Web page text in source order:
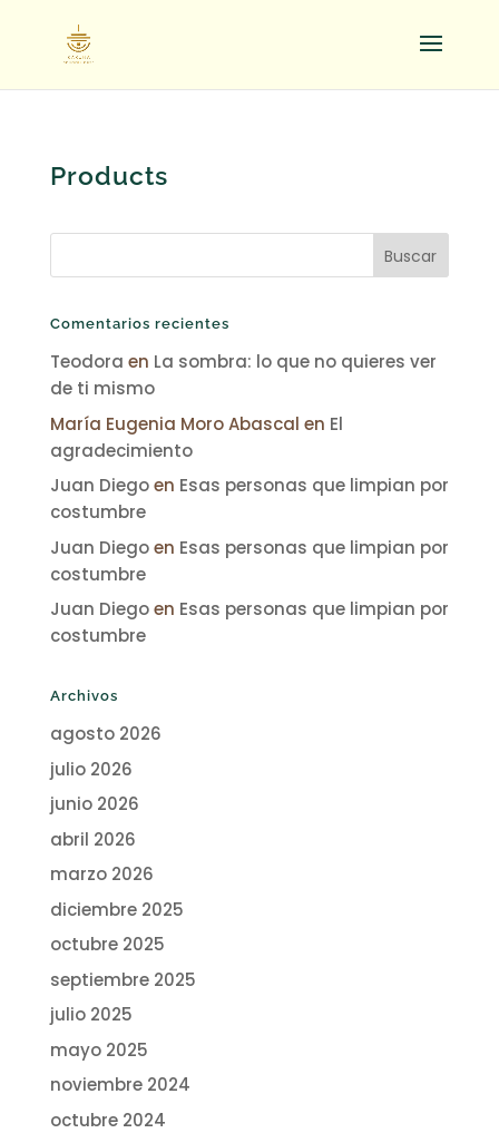
Products
Comentarios recientes
Teodora en La sombra: lo que no quieres ver
de ti mismo
María Eugenia Moro Abascal en El
agradecimiento
Juan Diegoen Esas personas que limpian por
costumbre
Juan Diegoen Esas personas que limpian por
costumbre
Juan Diegoen Esas personas que limpian por
costumbre
Archivos
agosto 2026
julio 2026
junio 2026
abril 2026
marzo 2026
diciembre 2025
octubre 2025
septiembre 2025
julio 2025
mayo 2025
noviembre 2024
octubre 2024